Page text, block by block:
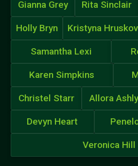
Gianna Grey Rita Sinclair
Holly Bryn Kristyna
Samantha Lexi
Karen Simpkins
Christel Starr Allora
Devyn Heart
Veronica Hill